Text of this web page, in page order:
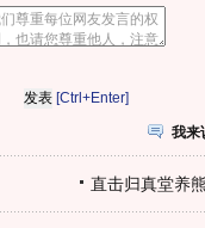
[Ctrl+Enter]
我来
直击归真堂养